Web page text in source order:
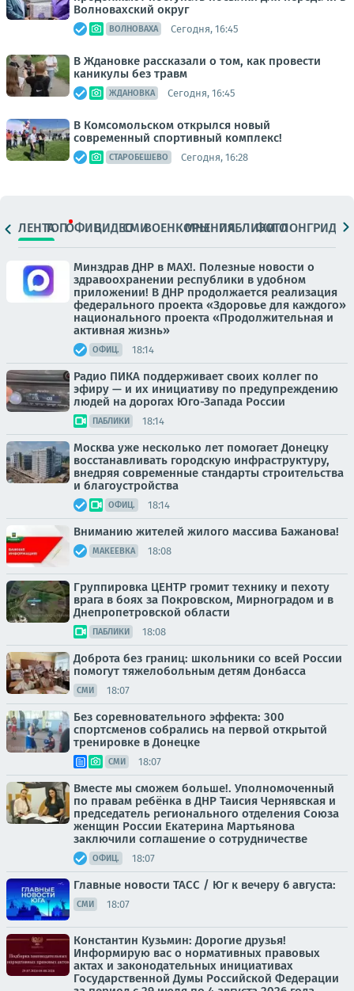
Волновахский округ
ВОЛНОВАХА Сегодня, 16:45
В Ждановке рассказали о том, как провести
каникулы без травм
ЖДАНОВКА Сегодня, 16:45
В Комсомольском открылся новый
современный спортивный комплекс!
СТАРОБЕШЕВО Сегодня, 16:28
ЛЕНТАТОПОФИЦ.ВИДЕОСМИВОЕНКОРЫМНЕНИЯПАБЛИКИ
ФОТОЛОНГРИДЫ
Минздрав ДНР в МАХ!. Полезные новости о
здравоохранении республики в удобном
приложении! В ДНР продолжается реализация
федерального проекта «Здоровье для каждого»
национального проекта «Продолжительная и
активная жизнь»
ОФИЦ. 18:14
Радио ПИКА поддерживает своих коллег по
эфиру — и их инициативу по предупреждению
людей на дорогах Юго-Запада России
ПАБЛИКИ 18:14
Москва уже несколько лет помогает Донецку
восстанавливать городскую инфраструктуру,
внедряя современные стандарты строительства
и благоустройства
ОФИЦ. 18:14
Вниманию жителей жилого массива Бажанова!
МАКЕЕВКА 18:08
Группировка ЦЕНТР громит технику и пехоту
врага в боях за Покровском, Мирноградом и в
Днепропетровской области
ПАБЛИКИ 18:08
Доброта без границ: школьники со всей России
помогут тяжелобольным детям Донбасса
СМИ 18:07
Без соревновательного эффекта: 300
спортсменов собрались на первой открытой
тренировке в Донецке
СМИ 18:07
Вместе мы сможем больше!. Уполномоченный
по правам ребёнка в ДНР Таисия Чернявская и
председатель регионального отделения Союза
женщин России Екатерина Мартьянова
заключили соглашение о сотрудничестве
ОФИЦ. 18:07
Главные новости ТАСС / Юг к вечеру 6 августа:
СМИ 18:07
Константин Кузьмин: Дорогие друзья!
Информирую вас о нормативных правовых
актах и законодательных инициативах
Государственной Думы Российской Федерации